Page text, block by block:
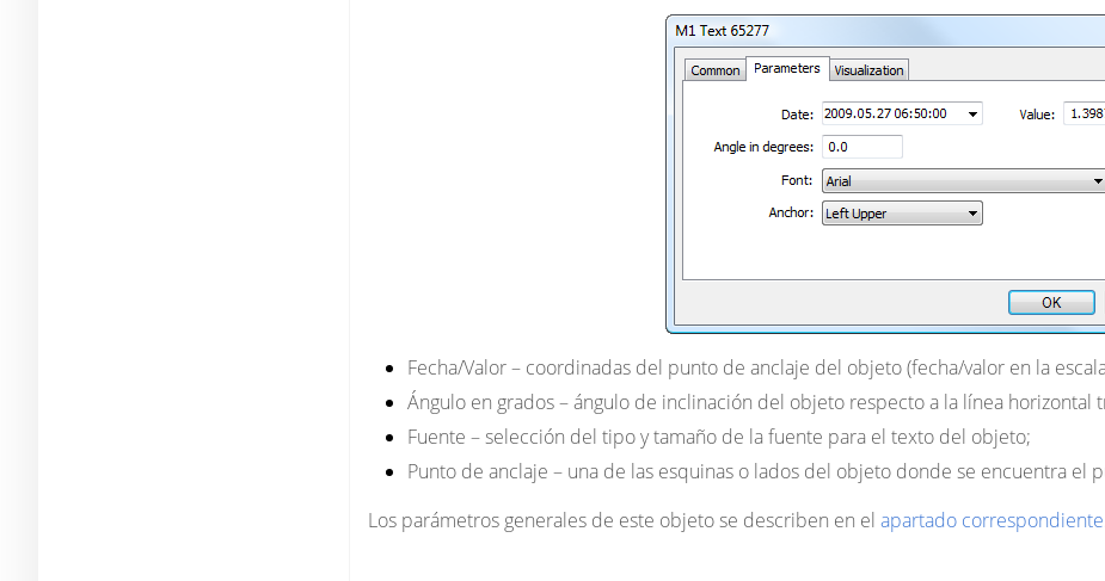
Fecha/Valor– coordinadas del punto de anclaje del objeto (fecha/valor en la
Ángulo en grados– ángulo de inclinación del objeto respecto a la línea horizontal
Fuente – selección del tipo y tamaño de la fuente para el texto del objeto;
Punto de anclaje – una de las esquinas o lados del objeto donde se encuentra el
Los parámetros generales de este objeto se describen en el apartado correspondiente